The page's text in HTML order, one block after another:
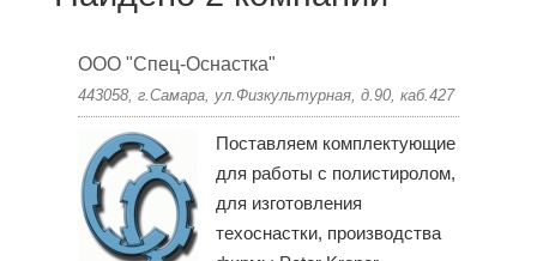
ООО "Спец-Оснастка"
443058, г.Самара, ул.Физкультурная, д.90, каб.427
Поставляем комплектующие
для работы с полистиролом,
для изготовления
техоснастки, производства